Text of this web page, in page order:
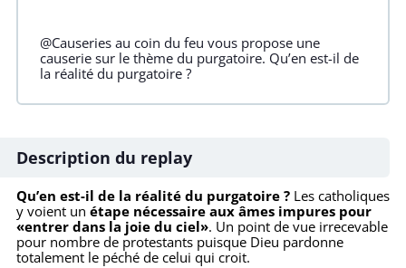
@Causeries au coin du feu vous propose une
causerie sur le thème du purgatoire. Qu’en est-il de
la réalité du purgatoire ?
Description du replay
Qu’en est-il de la réalité du purgatoire ? Les catholiques
y voient un étape nécessaire aux âmes impures pour
«entrer dans la joie du ciel». Un point de vue irrecevable
pour nombre de protestants puisque Dieu pardonne
totalement le péché de celui qui croit.